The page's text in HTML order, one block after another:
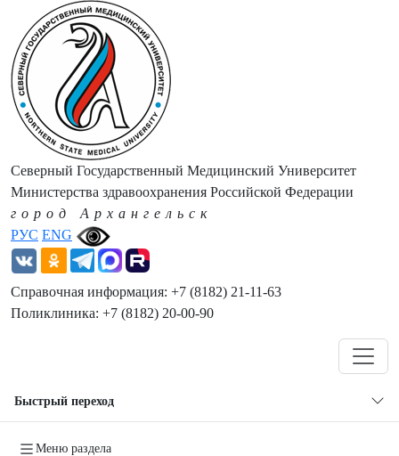
РУС ENG
Северный Государственный Медицинский Университет
Министерства здравоохранения Российской Федерации
город Архангельск
Справочная информация: +7 (8182) 21-11-63
Поликлиника: +7 (8182) 20-00-90
Быстрый переход
Меню раздела